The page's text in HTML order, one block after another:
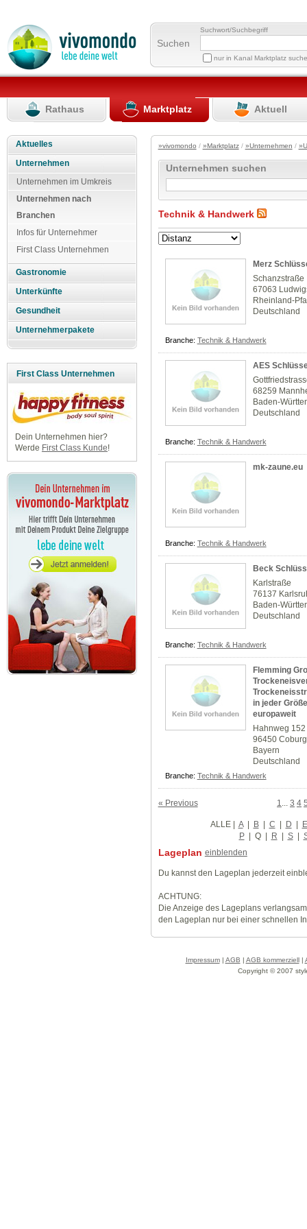
Suchen
Suchwort/Suchbegriff
nur in Kanal Marktplatz
Rathaus Marktplatz Aktuell
Aktuelles
Unternehmen
Unternehmen im Umkreis
Unternehmen nach
Branchen
Infos für Unternehmer
First Class Unternehmen
Gastronomie
Unterkünfte
Gesundheit
Unternehmerpakete
First Class Unternehmen
Dein Unternehmen hier?
Werde First Class Kunde!
»vivomondo / »Marktplatz/ »Unternehmen /
Unternehmen suchen
Technik & Handwerk
Merz
Schanzstraße
67063
Rheinland-
Deutschland
Branche: Technik & Handwerk
AES
68259
Baden-
Deutschland
Branche: Technik & Handwerk
mk-zaune.eu
Branche: Technik & Handwerk
Beck
Karlstraße
76137
Baden-
Deutschland
Branche: Technik & Handwerk
Flemming
in jeder
europaweit
Hahnweg
96450 Coburg
Bayern
Deutschland
Branche: Technik & Handwerk
« Previous 1 3 4
ALLE| A | B | C | D | E
P | Q | R | S |
Lageplan einblenden
Du kannst den Lageplan jederzeit
ACHTUNG:
Die Anzeige des Lageplans
den Lageplan nur bei einer schnellen
Impressum| AGB | AGB kommerziell|
Copyright © 2007